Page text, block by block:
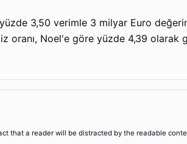
3,50 verimle 3 milyar Euro
oranı, Noel'e göre yüzde 4,39 olarak
that a reader will be distracted by the readable